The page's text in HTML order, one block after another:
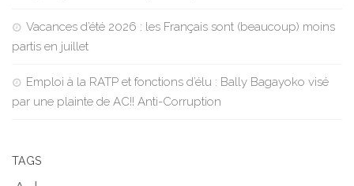
Vacances d’été 2026 : les Français sont (beaucoup) moins
partis en juillet
Emploi à la RATP et fonctions d’élu : Bally Bagayoko visé
par une plainte de AC!! Anti-Corruption
TAGS